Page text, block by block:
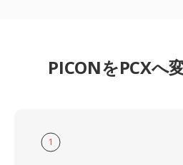
PICONをPCXへ
1